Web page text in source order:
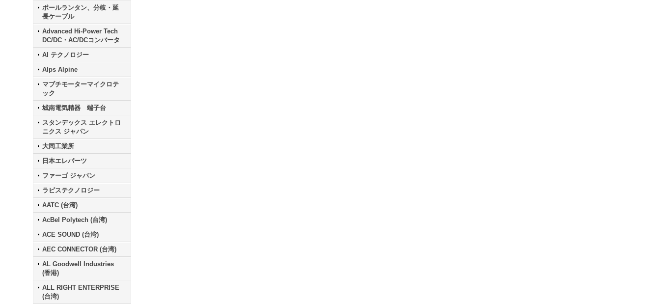
ポールランタン、分岐・延
長ケーブル
Advanced Hi-Power Tech
DC/DC・AC/DCコンバータ
AI テクノロジー
Alps Alpine
マブチモーターマイクロテ
ック
城南電気精器 端子台
スタンデックス エレクトロ
ニクス ジャパン
大同工業所
日本エレパーツ
ファーゴ ジャパン
ラピステクノロジー
AATC (台湾)
AcBel Polytech (台湾)
ACE SOUND (台湾)
AEC CONNECTOR (台湾)
AL Goodwell Industries
(香港)
ALL RIGHT ENTERPRISE
(台湾)